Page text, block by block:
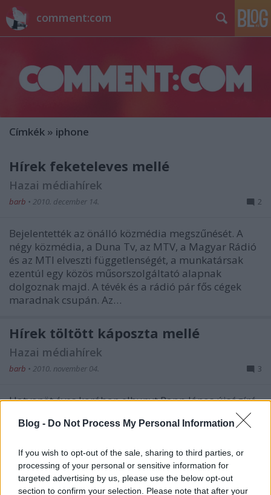
Blog - Do Not Process My Personal Information
If you wish to opt-out of the sale, sharing to third parties, or
processing of your personal or sensitive information for
targeted advertising by us, please use the below opt-out
section to confirm your selection. Please note that after your
comment:com
Címkék » iphone
Hírek feketeleves mellé
Hazai médiahírek
barb • 2010. december 14. 2
Bejelentették az önálló közmédia megszűnését. A
négy közmédia, a Duna Tv, az MTV, a Magyar Rádió
és az MTI elveszti függetlenségét, a munkatársak
ezentúl egy közös műsorszolgáltató alapnak
dolgoznak majd. A tévék és a rádió pár fős cégek
maradnak csupán. Az…
Hírek töltött káposzta mellé
Hazai médiahírek
barb • 2010. november 04. 3
Hatvanöt éves korában elhunyt Papp János újságíró.
Rádió Hargita megyei tudósítója, 1991-től 1995-ig a
belpolitikai rovatvezetője volt. 1997-től 2004-ig az
MTI újságírója volt,…